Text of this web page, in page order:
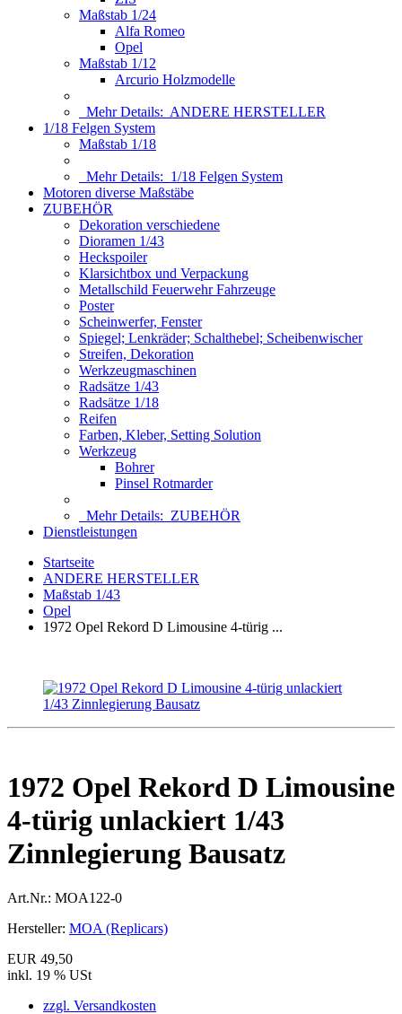
Maßstab 1/24
Alfa Romeo
Opel
Maßstab 1/12
Arcurio Holzmodelle
Mehr Details: ANDERE HERSTELLER
1/18 Felgen System
Maßstab 1/18
Mehr Details: 1/18 Felgen System
Motoren diverse Maßstäbe
ZUBEHÖR
Dekoration verschiedene
Dioramen 1/43
Heckspoiler
Klarsichtbox und Verpackung
Metallschild Feuerwehr Fahrzeuge
Poster
Scheinwerfer, Fenster
Spiegel; Lenkräder; Schalthebel; Scheibenwischer
Streifen, Dekoration
Werkzeugmaschinen
Radsätze 1/43
Radsätze 1/18
Reifen
Farben, Kleber, Setting Solution
Werkzeug
Bohrer
Pinsel Rotmarder
Mehr Details: ZUBEHÖR
Dienstleistungen
Startseite
ANDERE HERSTELLER
Maßstab 1/43
Opel
1972 Opel Rekord D Limousine 4-türig ...
1972 Opel Rekord D Limousine
4-türig unlackiert 1/43
Zinnlegierung Bausatz
Art.Nr.: MOA122-0
Hersteller: MOA (Replicars)
EUR 49,50
inkl. 19 % USt
zzgl. Versandkosten